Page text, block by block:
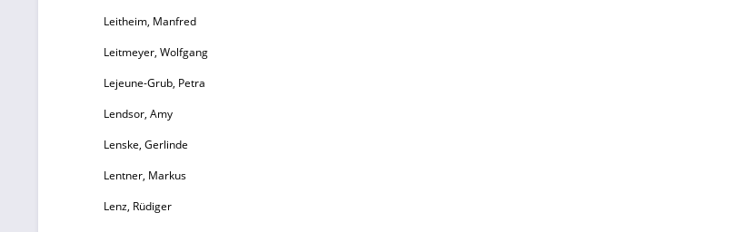
Leitheim, Manfred
Leitmeyer, Wolfgang
Lejeune-Grub, Petra
Lendsor, Amy
Lenske, Gerlinde
Lentner, Markus
Lenz, Rüdiger